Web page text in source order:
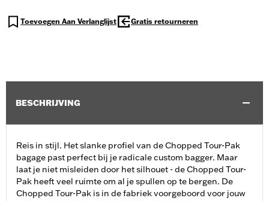
Toevoegen Aan Verlanglijst Gratis retourneren
BESCHRIJVING
Reis in stijl. Het slanke profiel van de Chopped Tour-Pak
bagage past perfect bij je radicale custom bagger. Maar
laat je niet misleiden door het silhouet - de Chopped Tour-
Pak heeft veel ruimte om al je spullen op te bergen. De
Chopped Tour-Pak is in de fabriek voorgeboord voor jouw